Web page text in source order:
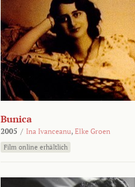
Bunica
2005 / Ina Ivanceanu, Elke Groen
Film online erhältlich